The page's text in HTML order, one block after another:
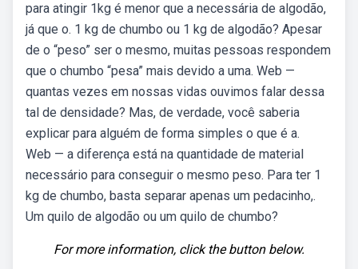
para atingir 1kg é menor que a necessária de algodão,
já que o. 1 kg de chumbo ou 1 kg de algodão? Apesar
de o “peso” ser o mesmo, muitas pessoas respondem
que o chumbo “pesa” mais devido a uma. Web —
quantas vezes em nossas vidas ouvimos falar dessa
tal de densidade? Mas, de verdade, você saberia
explicar para alguém de forma simples o que é a.
Web — a diferença está na quantidade de material
necessário para conseguir o mesmo peso. Para ter 1
kg de chumbo, basta separar apenas um pedacinho,.
Um quilo de algodão ou um quilo de chumbo?
For more information, click the button below.